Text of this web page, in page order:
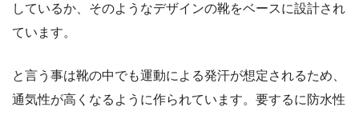
しているか、そのようなデザインの靴をベースに設計され
ています。
と言う事は靴の中でも運動による発汗が想定されるため、
通気性が高くなるように作られています。要するに防水性